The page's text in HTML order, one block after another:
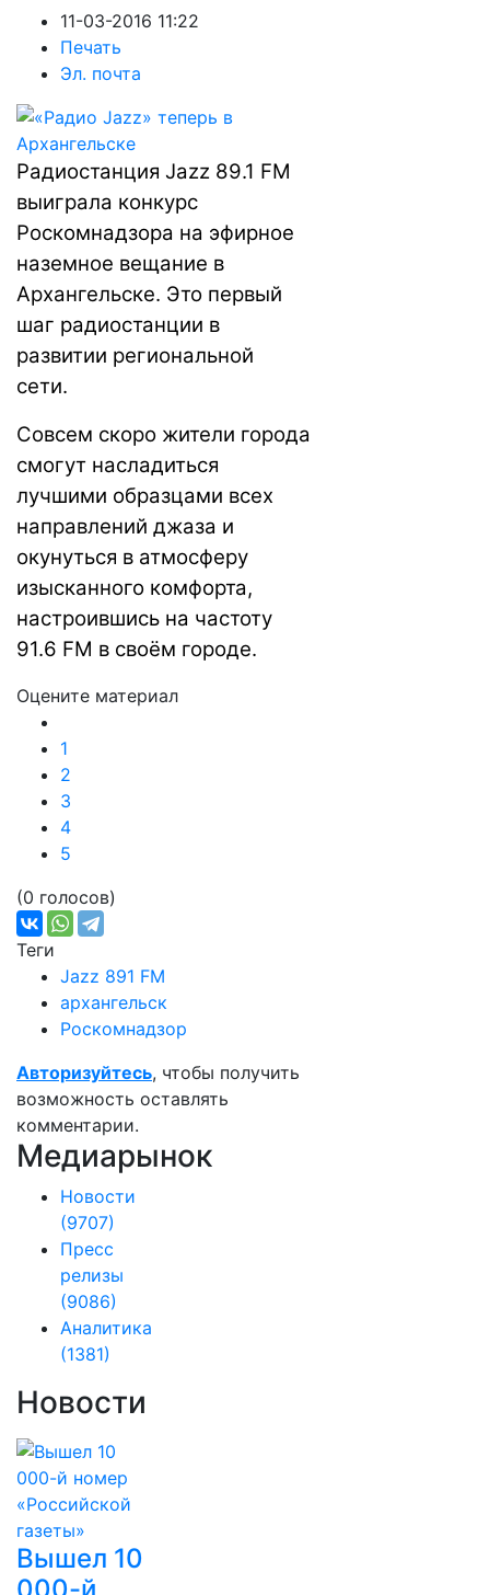
11-03-2016 11:22
Печать
Эл. почта
Радиостанция Jazz 89.1 FM
выиграла конкурс
Роскомнадзора на эфирное
наземное вещание в
Архангельске. Это первый
шаг радиостанции в
развитии региональной
сети.
Совсем скоро жители города
смогут насладиться
лучшими образцами всех
направлений джаза и
окунуться в атмосферу
изысканного комфорта,
настроившись на частоту
91.6 FM в своём городе.
Оцените материал
1
2
3
4
5
(0 голосов)
Теги
Jazz 891 FM
архангельск
Роскомнадзор
Авторизуйтесь, чтобы получить
возможность оставлять
комментарии.
Медиарынок
Новости
(9707)
Пресс
релизы
(9086)
Аналитика
(1381)
Новости
Вышел 10